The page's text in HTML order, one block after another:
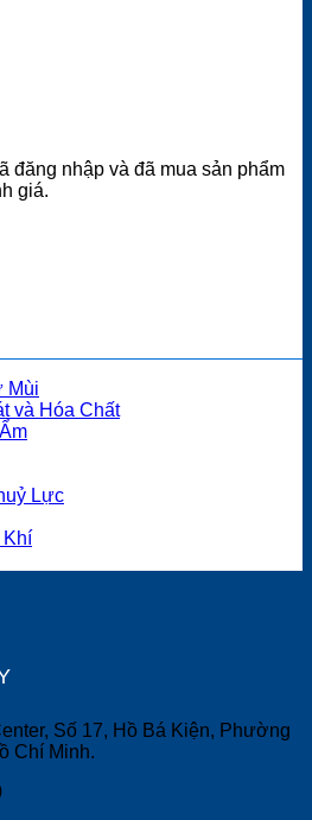
đăng nhập và đã mua sản phẩm
giá.
Mùi
và Hóa Chất
Lực
Khí
Số 17, Hồ Bá Kiện, Phường
Chí Minh.